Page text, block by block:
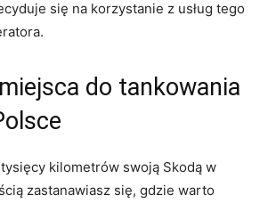
się na korzystanie z usług tego
do tankowania
kilometrów swoją Skodą w
zastanawiasz się, gdzie warto